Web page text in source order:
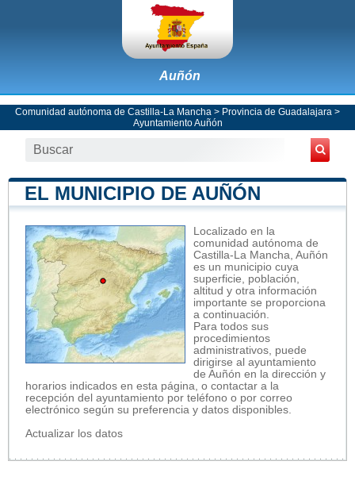
Auñón
Comunidad autónoma de Castilla-La Mancha > Provincia de Guadalajara >
Ayuntamiento Auñón
EL MUNICIPIO DE AUÑÓN
Localizado en la
comunidad autónoma de
Castilla-La Mancha, Auñón
es un municipio cuya
superficie, población,
altitud y otra información
importante se proporciona
a continuación.
Para todos sus
procedimientos
administrativos, puede
dirigirse al ayuntamiento
de Auñón en la dirección y
horarios indicados en esta página, o contactar a la
recepción del ayuntamiento por teléfono o por correo
electrónico según su preferencia y datos disponibles.
Actualizar los datos